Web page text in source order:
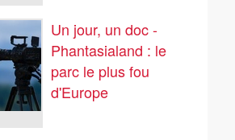
Un jour, un doc -
Phantasialand : le
parc le plus fou
d'Europe